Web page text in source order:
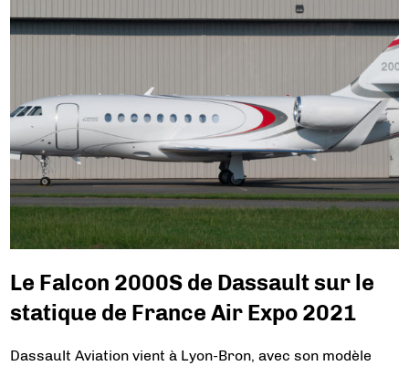
Le Falcon 2000S de Dassault sur le
statique de France Air Expo 2021
Dassault Aviation vient à Lyon-Bron, avec son modèle